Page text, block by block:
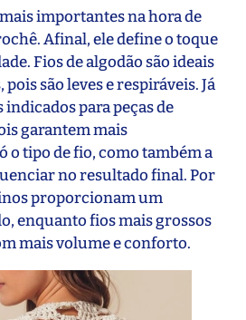
importantes na hora de
Afinal, ele define o toque
Fios de algodão são ideais
são leves e respiráveis. Já
indicados para peças de
garantem mais
o tipo de fio, como também a
no resultado final. Por
proporcionam um
enquanto fios mais grossos
mais volume e conforto.